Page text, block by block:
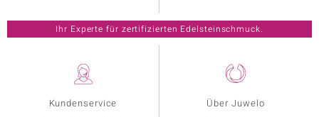
Kundenservice
Über Juwelo
Ihr Experte für zertifizierten Edelsteinschmuck.